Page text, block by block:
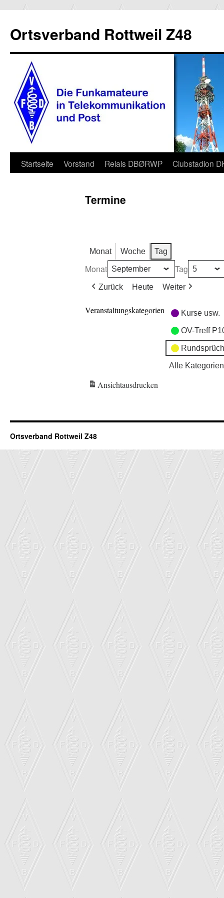
Ortsverband Rottweil Z48
Zum
Startseite Vorstand Relais DBØRWP Clubstadion
Termine
Monat Woche Tag
Monat Tag
Zurück Heute Weiter
Veranstaltungskategorien Kurse usw.
OV-Treff
Alle Kategorien
Ansichtausdrucken
Ortsverband Rottweil Z48